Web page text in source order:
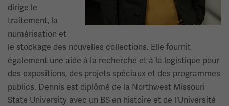
dirige le
traitement, la
numérisation et
le stockage des nouvelles collections. Elle fournit
également une aide à la recherche et à la logistique pour
des expositions, des projets spéciaux et des programmes
publics. Dennis est diplômé de la Northwest Missouri
State University avec un BS en histoire et de l'Université